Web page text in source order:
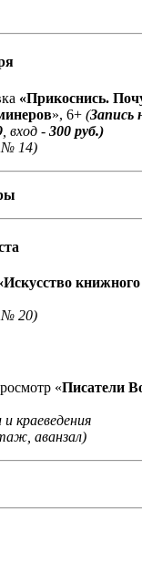
«Прикоснись.
», 6+ (Запись
, вход - 300 руб.)
№ 14)
книжного
№ 20)
«Писатели
краеведения
аванзал)